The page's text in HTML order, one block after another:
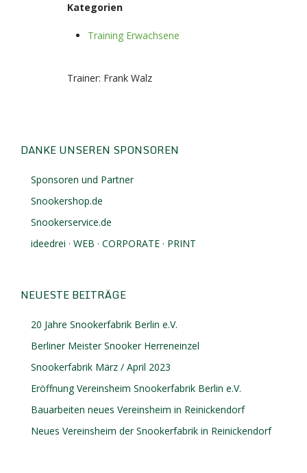
Kategorien
Training Erwachsene
Trainer: Frank Walz
DANKE UNSEREN SPONSOREN
Sponsoren und Partner
Snookershop.de
Snookerservice.de
ideedrei · WEB · CORPORATE · PRINT
NEUESTE BEITRÄGE
20 Jahre Snookerfabrik Berlin e.V.
Berliner Meister Snooker Herreneinzel
Snookerfabrik März / April 2023
Eröffnung Vereinsheim Snookerfabrik Berlin e.V.
Bauarbeiten neues Vereinsheim in Reinickendorf
Neues Vereinsheim der Snookerfabrik in Reinickendorf